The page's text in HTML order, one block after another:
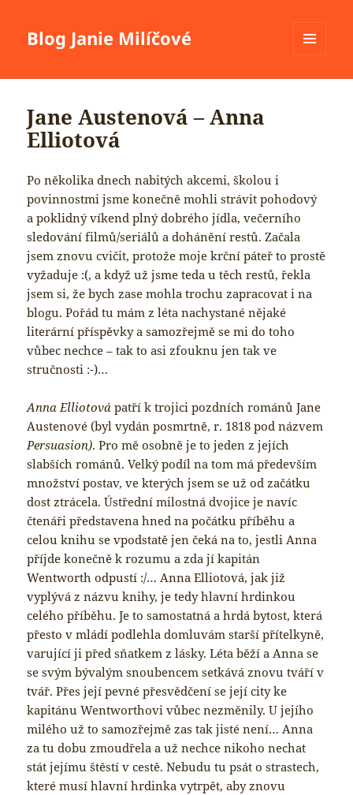
Blog Janie Milíčové
Jane Austenová – Anna
Elliotová
Po několika dnech nabitých akcemi, školou i
povinnostmi jsme konečně mohli strávit pohodový
a poklidný víkend plný dobrého jídla, večerního
sledování filmů/seriálů a dohánění restů. Začala
jsem znovu cvičit, protože moje krční páteř to prostě
vyžaduje :(, a když už jsme teda u těch restů, řekla
jsem si, že bych zase mohla trochu zapracovat i na
blogu. Pořád tu mám z léta nachystané nějaké
literární příspěvky a samozřejmě se mi do toho
vůbec nechce – tak to asi zfouknu jen tak ve
stručnosti :-)…
Anna Elliotová patří k trojici pozdních románů Jane
Austenové (byl vydán posmrtně, r. 1818 pod názvem
Persuasion). Pro mě osobně je to jeden z jejích
slabších románů. Velký podíl na tom má především
množství postav, ve kterých jsem se už od začátku
dost ztrácela. Ústřední milostná dvojice je navíc
čtenáři představena hned na počátku příběhu a
celou knihu se vpodstatě jen čeká na to, jestli Anna
příjde konečně k rozumu a zda jí kapitán
Wentworth odpustí :/… Anna Elliotová, jak již
vyplývá z názvu knihy, je tedy hlavní hrdinkou
celého příběhu. Je to samostatná a hrdá bytost, která
přesto v mládí podlehla domluvám starší přítelkyně,
varující ji před sňatkem z lásky. Léta běží a Anna se
se svým bývalým snoubencem setkává znovu tváří v
tvář. Přes její pevné přesvědčení se její city ke
kapitánu Wentworthovi vůbec nezměnily. U jejího
milého už to samozřejmě zas tak jisté není… Anna
za tu dobu zmoudřela a už nechce nikoho nechat
stát jejímu štěstí v cestě. Nebudu tu psát o strastech,
které musí hlavní hrdinka vytrpět, aby znovu